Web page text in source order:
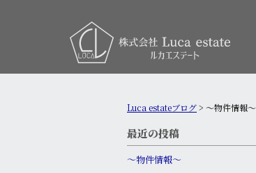
Luca estateブログ> ～物件情報～
最近の投稿
〜物件情報〜